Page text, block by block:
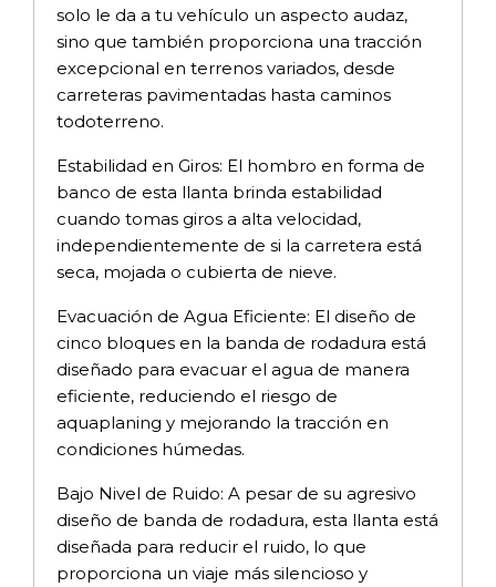
solo le da a tu vehículo un aspecto audaz,
sino que también proporciona una tracción
excepcional en terrenos variados, desde
carreteras pavimentadas hasta caminos
todoterreno.
Estabilidad en Giros: El hombro en forma de
banco de esta llanta brinda estabilidad
cuando tomas giros a alta velocidad,
independientemente de si la carretera está
seca, mojada o cubierta de nieve.
Evacuación de Agua Eficiente: El diseño de
cinco bloques en la banda de rodadura está
diseñado para evacuar el agua de manera
eficiente, reduciendo el riesgo de
aquaplaning y mejorando la tracción en
condiciones húmedas.
Bajo Nivel de Ruido: A pesar de su agresivo
diseño de banda de rodadura, esta llanta está
diseñada para reducir el ruido, lo que
proporciona un viaje más silencioso y